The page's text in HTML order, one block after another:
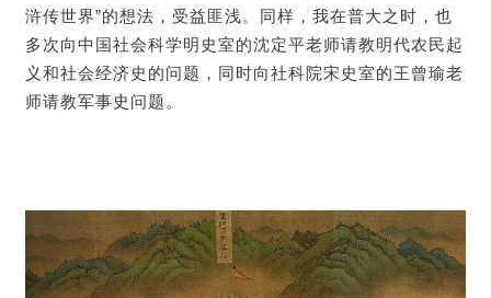
浒传世界”的想法，受益匪浅。同样，我在普大之时，也
多次向中国社会科学明史室的沈定平老师请教明代农民起
义和社会经济史的问题，同时向社科院宋史室的王曾瑜老
师请教军事史问题。